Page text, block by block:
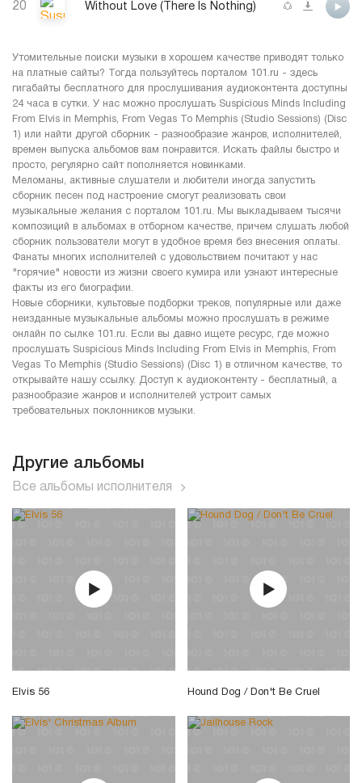
20 Without Love (There Is Nothing)
Утомительные поиски музыки в хорошем качестве приводят только
на платные сайты? Тогда пользуйтесь порталом 101.ru - здесь
гигабайты бесплатного для прослушивания аудиоконтента доступны
24 часа в сутки. У нас можно прослушать Suspicious Minds Including
From Elvis in Memphis, From Vegas To Memphis (Studio Sessions) (Disc
1) или найти другой сборник - разнообразие жанров, исполнителей,
времен выпуска альбомов вам понравится. Искать файлы быстро и
просто, регулярно сайт пополняется новинками.
Меломаны, активные слушатели и любители иногда запустить
сборник песен под настроение смогут реализовать свои
музыкальные желания с порталом 101.ru. Мы выкладываем тысячи
композиций в альбомах в отборном качестве, причем слушать любой
сборник пользователи могут в удобное время без внесения оплаты.
Фанаты многих исполнителей с удовольствием почитают у нас
"горячие" новости из жизни своего кумира или узнают интересные
факты из его биографии.
Новые сборники, культовые подборки треков, популярные или даже
неизданные музыкальные альбомы можно прослушать в режиме
онлайн по сылке 101.ru. Если вы давно ищете ресурс, где можно
прослушать Suspicious Minds Including From Elvis in Memphis, From
Vegas To Memphis (Studio Sessions) (Disc 1) в отличном качестве, то
открывайте нашу ссылку. Доступ к аудиоконтенту - бесплатный, а
разнообразие жанров и исполнителей устроит самых
требовательных поклонников музыки.
Другие альбомы
Все альбомы исполнителя
Elvis 56 Hound Dog / Don't Be Cruel